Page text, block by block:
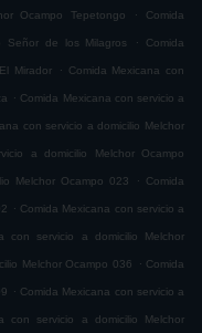
Ocampo Tepetongo . Comida
Señor de los Milagros . Comida
Mirador . Comida Mexicana con
. Comida Mexicana con servicio a
con servicio a domicilio Melchor
a domicilio Melchor Ocampo
Melchor Ocampo 023 . Comida
. Comida Mexicana con servicio a
con servicio a domicilio Melchor
Melchor Ocampo 036 . Comida
. Comida Mexicana con servicio a
con servicio a domicilio Melchor